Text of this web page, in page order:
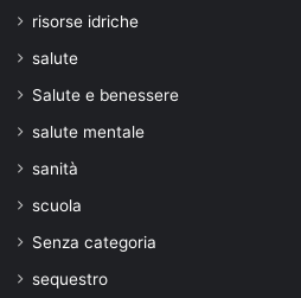
risorse idriche
salute
Salute e benessere
salute mentale
sanità
scuola
Senza categoria
sequestro